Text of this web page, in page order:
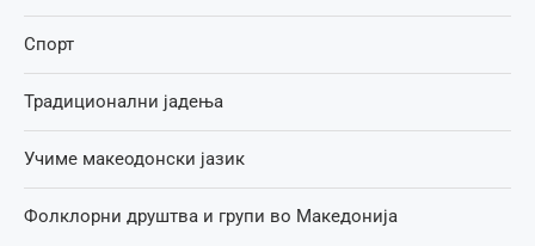
Спорт
Традиционални јадења
Учиме макеодонски јазик
Фолклорни друштва и групи во Македонија